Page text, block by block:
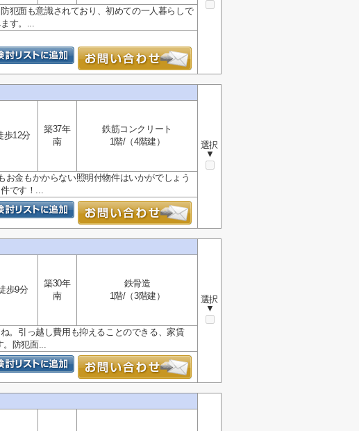
犯面も意識されており、初めての一人暮らしで
す。...
選択
▼
歩12分
築37年
南
鉄筋コンクリート
1階/（4階建）
金もかからない照明付物件はいかがでしょう
です！...
選択
▼
歩9分
築30年
南
鉄骨造
1階/（3階建）
。引っ越し費用も抑えることのできる、家賃
。防犯面...